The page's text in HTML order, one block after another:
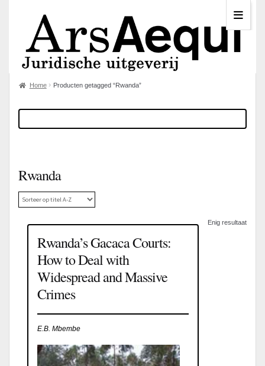
Home Producten getagged “Rwanda”
Rwanda
Enig resultaat
Rwanda’s Gacaca Courts:
How to Deal with
Widespread and Massive
Crimes
E.B. Mbembe